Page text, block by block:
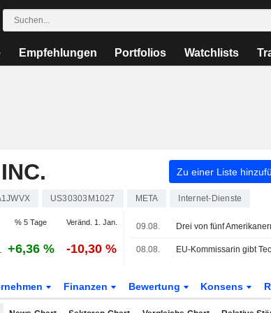
Empfehlungen Portfolios Watchlists
Zu einer Liste
US30303M1027 META Internet-Dienste
% 5 Tage Veränd. 1. Jan.
+6,36 % -10,30 %
09.08.
08.08.
Finanzen Bewertung Konsens